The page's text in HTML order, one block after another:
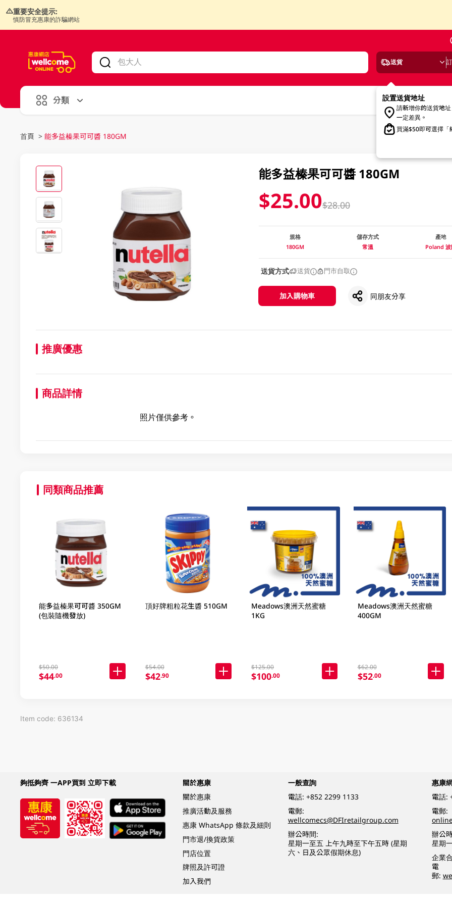
重要安全提示:
慎防冒充惠康的詐騙網站
送貨
設置送貨地址
請新增你的送貨地
一定差異。
買滿$50即可選擇「
分類
首頁 > 能多益榛果可可醬 180GM
能多益榛果可可醬 180GM
$25.00$28.00
規格
180GM
儲存方式
常溫
產地
Poland 波
送貨方式 送貨 門市自取
加入購物車 同朋友分享
推廣優惠
商品詳情
照片僅供參考。
同類商品推薦
能多益榛果可可醬 350GM
(包裝隨機發放)
$50.00
$44.00
頂好牌粗粒花生醬 510GM
$54.00
$42.90
Meadows澳洲天然蜜糖
1KG
$125.00
$100.00
Meadows澳洲天然蜜糖
400GM
$62.00
$52.00
Item code: 636134
夠抵夠齊 一APP買到 立即下載
關於惠康
關於惠康
推廣活動及服務
惠康 WhatsApp 條款及細則
門市退/換貨政策
門店位置
牌照及許可證
加入我們
一般查詢
電話: +852 2299 1133
電郵:
wellcomecs@DFIretailgroup.com
辦公時間:
星期一至五 上午九時至下午五時 (星期
六、日及公眾假期休息)
惠康
電話:
電郵:
辦公
星期
企業
電
郵: